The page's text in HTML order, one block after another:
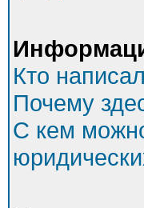
Кто
Почему
С кем